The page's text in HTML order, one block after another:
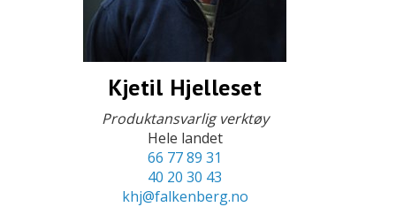
Kjetil Hjelleset
Produktansvarlig verktøy
Hele landet
66 77 89 31
40 20 30 43
khj@falkenberg.no